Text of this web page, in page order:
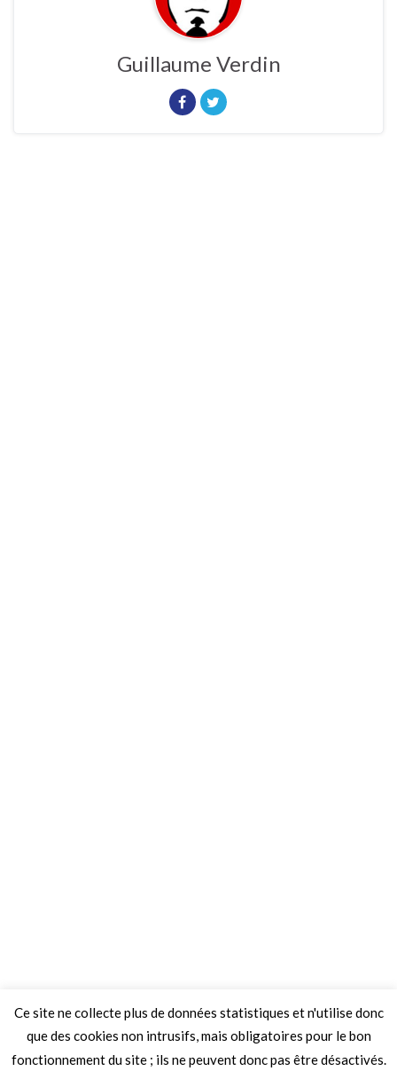
Guillaume Verdin
Ce site ne collecte plus de données statistiques et n'utilise donc
que des cookies non intrusifs, mais obligatoires pour le bon
fonctionnement du site ; ils ne peuvent donc pas être désactivés.